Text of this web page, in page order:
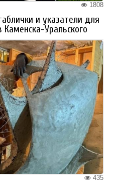
1808
и указатели для
Каменска-Уральского
435